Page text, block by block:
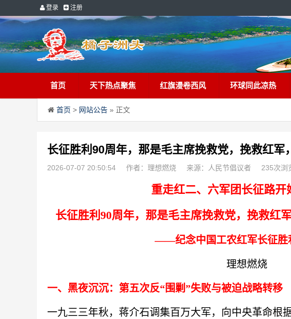
登录 注册
首页 天下热点聚焦 红旗漫卷西风 环球同此凉热
首页 > 网站公告 » 正文
长征胜利90周年，那是毛主席挽救党，挽救红军
2026-07-07 20:50:54 作者：理想燃烧 来源：人民节倡议者 235次浏
重走红二、六军团长征路
长征胜利90周年，那是毛主席挽救党，挽救红
——纪念中国工农红军长征胜
理想燃烧
一、黑夜沉沉：第五次反“围剿”失败与被迫战略转移
一九三三年秋，蒋介石调集百万大军，向中央革命根